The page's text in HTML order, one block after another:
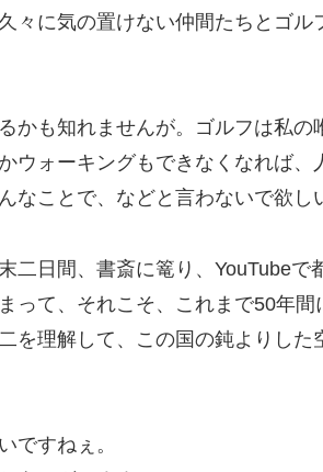
々に気の置けない仲間たちとゴル
かも知れませんが。ゴルフは私の
ウォーキングもできなくなれば
なことで、などと言わないで欲し
二日間、書斎に篭り、YouTubeで
って、それこそ、これまで50年
を理解して、この国の鈍よりした
ですねぇ。